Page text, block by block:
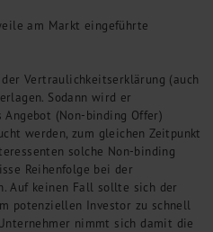
am Markt eingeführte
Vertraulichkeitserklärung (auch
Sodann wird er
(Non-binding Offer)
werden, zum gleichen Zeitpunkt
solche Non-binding
Reihenfolge bei der
Auf keinen Fall sollte sich der
potenziellen Investor zu schnell
nimmt sich damit die